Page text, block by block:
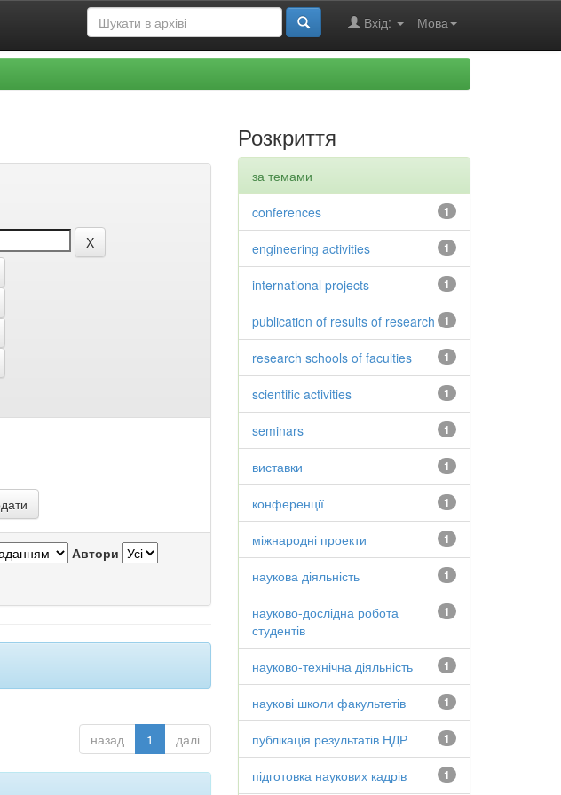
Мова
Вхід:
Автори
назад 1 далі
Розкриття
за темами
1
conferences
1
engineering activities
1
international projects
1
publication of results of research
1
research schools of faculties
1
scientific activities
1
seminars
1
виставки
1
конференції
1
міжнародні проекти
1
наукова діяльність
1
науково-дослідна робота
студентів
1
науково-технічна діяльність
1
наукові школи факультетів
1
публікація результатів НДР
1
підготовка наукових кадрів